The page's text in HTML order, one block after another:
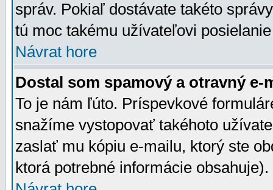
správ. Pokiaľ dostávate takéto
tú moc takému užívateľovi
Návrat hore
Dostal som spamový a otravný e-
To je nám ľúto. Príspevkové
snažíme vystopovať takéhoto
zaslať mu kópiu e-mailu, ktorý ste
ktorá potrebné informácie